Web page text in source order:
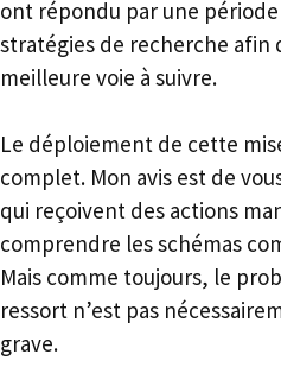
ont répondu par une
stratégies de recherche afin
meilleure voie à suivre.
Le déploiement de cette
complet. Mon avis est de
qui reçoivent des actions
comprendre les schémas
Mais comme toujours, le
ressort n’est pas
grave.